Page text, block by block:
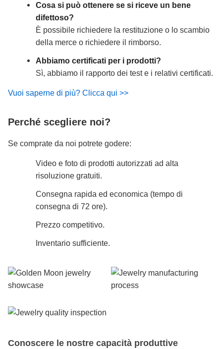
Cosa si può ottenere se si riceve un bene
difettoso?
È possibile richiedere la restituzione o lo scambio
della merce o richiedere il rimborso.
Abbiamo certificati per i prodotti?
Sì, abbiamo il rapporto dei test e i relativi certificati.
Vuoi saperne di più? Clicca qui >>
Perché scegliere noi?
Se comprate da noi potrete godere:
Video e foto di prodotti autorizzati ad alta
risoluzione gratuiti.
Consegna rapida ed economica (tempo di
consegna di 72 ore).
Prezzo competitivo.
Inventario sufficiente.
Conoscere le nostre capacità produttive